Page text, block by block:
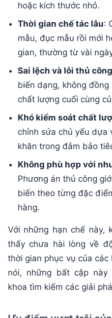
hoặc kích thước nhỏ.
Thời gian chế tác lâu:
mẫu, đục mẫu rồi mới
gian, thường từ vài
Sai lệch và lỗi thủ công
biến dạng, không
chất lượng cuối cùng
Khó kiểm soát chất
chỉnh sửa chủ yếu dựa
khăn trong đảm bảo
Không phù hợp với
Phương án thủ công
biến theo từng đặc
hàng.
Với những hạn chế này,
thấy chưa hài lòng về
thời gian phục vụ của
nói, những bất cập
khoa tìm kiếm các giải